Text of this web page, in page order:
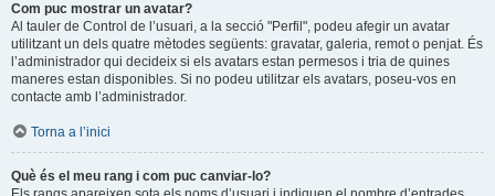
Com puc mostrar un avatar?
Al tauler de Control de l’usuari, a la secció "Perfil", podeu afegir un avatar
utilitzant un dels quatre mètodes següents: gravatar, galeria, remot o penjat. És
l’administrador qui decideix si els avatars estan permesos i tria de quines
maneres estan disponibles. Si no podeu utilitzar els avatars, poseu-vos en
contacte amb l’administrador.
Torna a l’inici
Què és el meu rang i com puc canviar-lo?